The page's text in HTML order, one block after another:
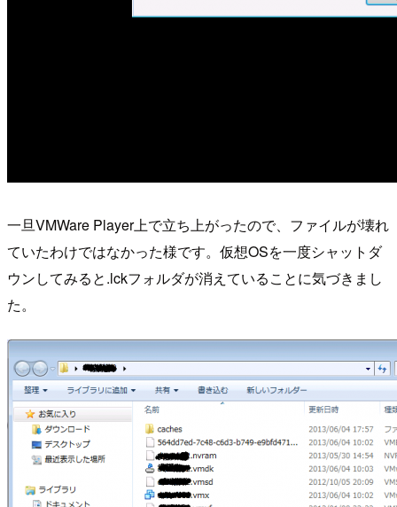
一旦VMWare Player上で立ち上がったので、ファイルが壊れ
ていたわけではなかった様です。仮想OSを一度シャットダ
ウンしてみると.lckフォルダが消えていることに気づきまし
た。